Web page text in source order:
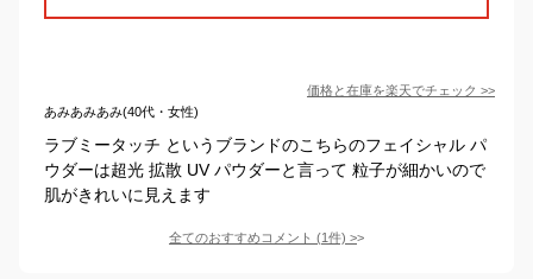
価格と在庫を楽天でチェック >>
あみあみあみ(40代・女性)
ラブミータッチ というブランドのこちらのフェイシャル パ
ウダーは超光 拡散 UV パウダーと言って 粒子が細かいので
肌がきれいに見えます
全てのおすすめコメント (1件) >